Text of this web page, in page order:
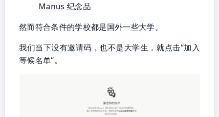
Manus 纪念品
然而符合条件的学校都是国外一些大学。
我们当下没有邀请码，也不是大学生，就点击”加入
等候名单“。